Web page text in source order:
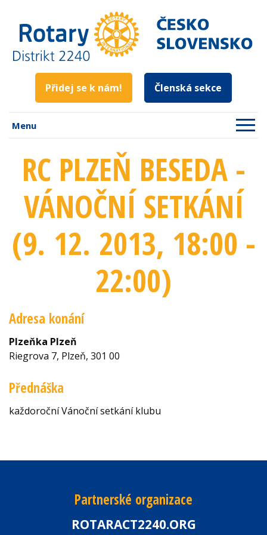
Přidej se k nám! Členská sekce
Menu
RC PLZEŇ BESEDA -
VÁNOČNÍ SETKÁNÍ
(9. 12. 2013, 18:00 -
22:00)
Adresa konání
Plzeňka Plzeň
Riegrova 7, Plzeň, 301 00
Přednáška
každoroční Vánoční setkání klubu
Partnerské organizace
ROTARACT2240.ORG